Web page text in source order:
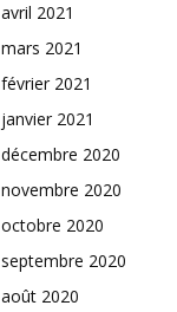
avril 2021
mars 2021
février 2021
janvier 2021
décembre 2020
novembre 2020
octobre 2020
septembre 2020
août 2020